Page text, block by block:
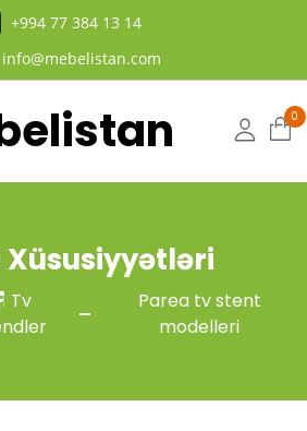
+994 77 384 13 14
info@mebelistan.com
0
Xüsusiyyətləri
Tv
Parea tv stent
modelleri